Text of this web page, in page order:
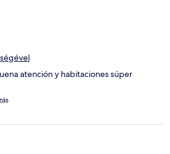
atención y habitaciones súper